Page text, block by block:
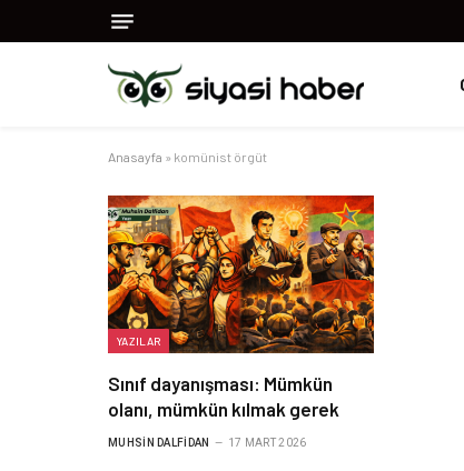
Anasayfa » komünist örgüt
YAZILAR
Sınıf dayanışması: Mümkün
olanı, mümkün kılmak gerek
MUHSIN DALFIDAN 17 MART 2026